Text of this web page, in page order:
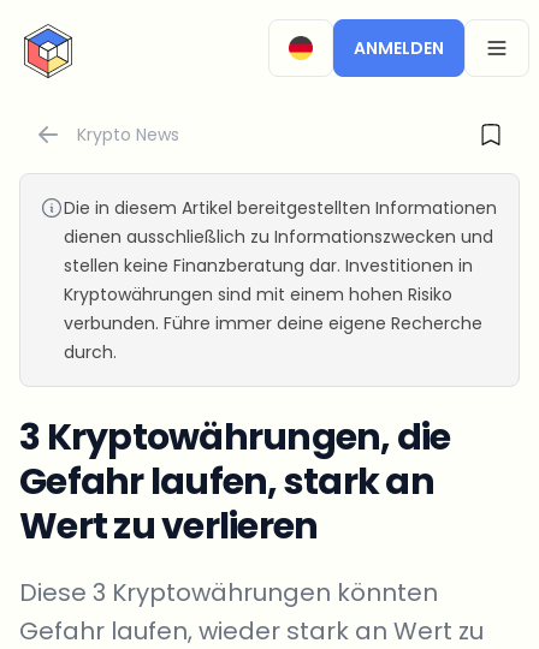
CryptoTicker
ANMELDEN
Krypto News
Die in diesem Artikel bereitgestellten Informationen
dienen ausschließlich zu Informationszwecken und
stellen keine Finanzberatung dar. Investitionen in
Kryptowährungen sind mit einem hohen Risiko
verbunden. Führe immer deine eigene Recherche
durch.
3 Kryptowährungen, die
Gefahr laufen, stark an
Wert zu verlieren
Diese 3 Kryptowährungen könnten
Gefahr laufen, wieder stark an Wert zu